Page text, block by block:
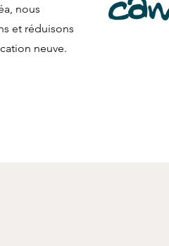
nous
et réduisons
neuve.